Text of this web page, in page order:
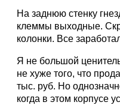
На заднюю стенку
клеммы выходные.
колонки. Все
Я не большой
не хуже того, что
тыс. руб. Но
когда в этом корпусе